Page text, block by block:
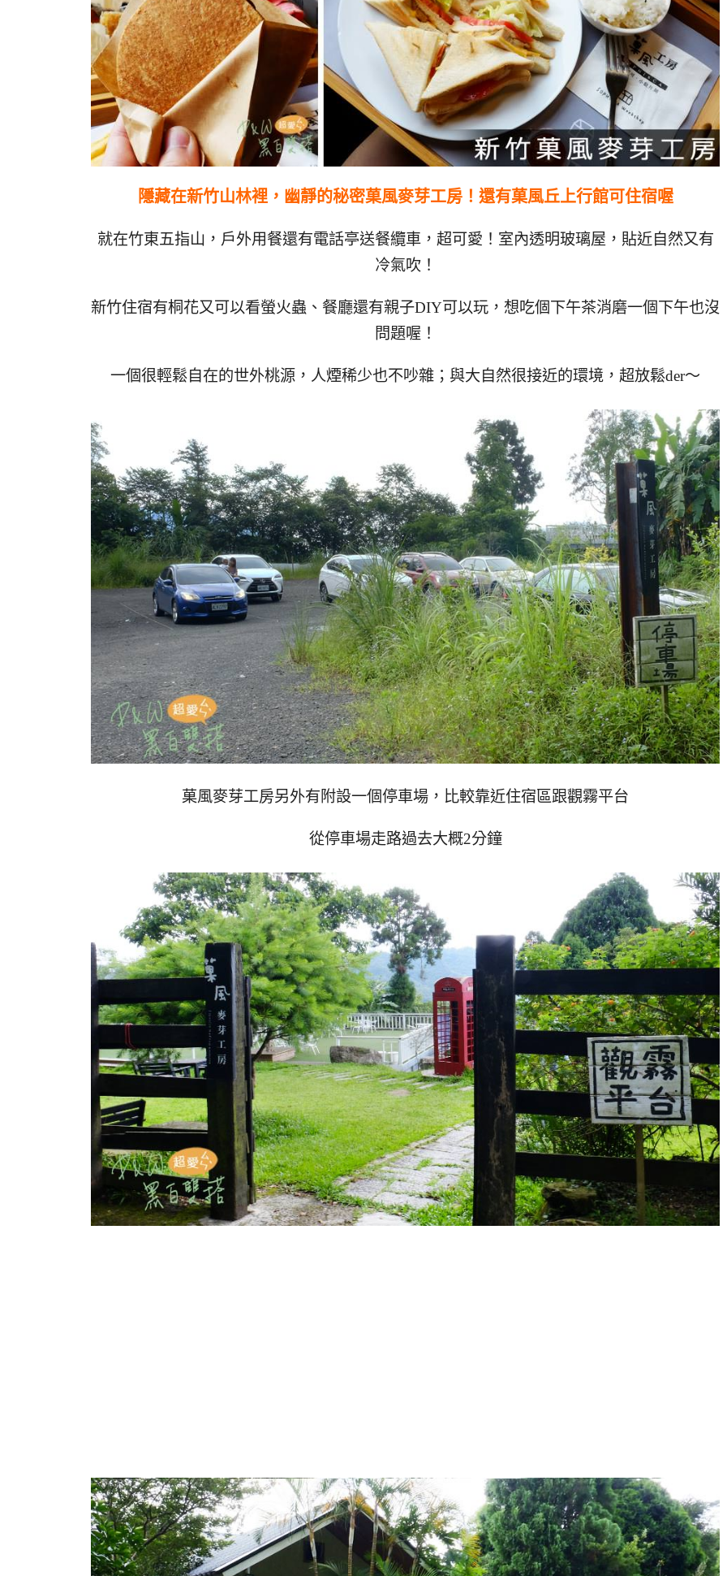
隱藏在新竹山林裡，幽靜的秘密菓風麥芽工房！還有菓風丘上行館可住宿喔
就在竹東五指山，戶外用餐還有電話亭送餐纜車，超可愛！室內透明玻璃屋，貼近自然又有
冷氣吹！
新竹住宿有桐花又可以看螢火蟲、餐廳還有親子DIY可以玩，想吃個下午茶消磨一個下午也沒
問題喔！
一個很輕鬆自在的世外桃源，人煙稀少也不吵雜；與大自然很接近的環境，超放鬆der～
菓風麥芽工房另外有附設一個停車場，比較靠近住宿區跟觀霧平台
從停車場走路過去大概2分鐘